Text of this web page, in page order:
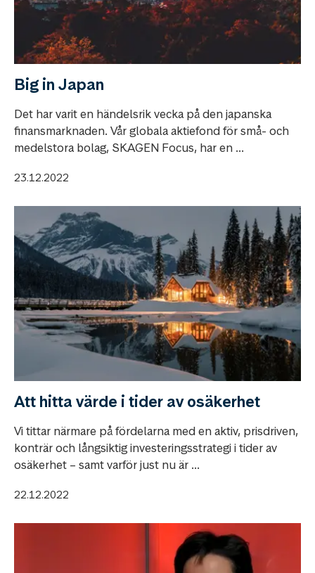
Big in Japan
Det har varit en händelsrik vecka på den japanska
finansmarknaden. Vår globala aktiefond för små- och
medelstora bolag, SKAGEN Focus, har en ...
23.12.2022
Att hitta värde i tider av osäkerhet
Vi tittar närmare på fördelarna med en aktiv, prisdriven,
konträr och långsiktig investeringsstrategi i tider av
osäkerhet – samt varför just nu är ...
22.12.2022